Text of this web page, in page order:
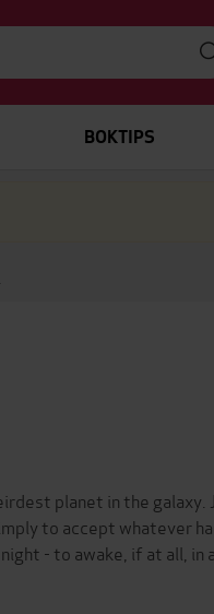
BOKTIPS
planet in the galaxy.
to accept whatever
- to awake, if at all, in